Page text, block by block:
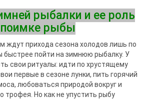
рыбалки и ее роль
рыбы
ждут прихода сезона холодов лишь по
быстрее пойти на зимнюю рыбалку. У
свои ритуалы: идти по хрустящему
первые в сезоне лунки, пить горячий
любоваться природой вокруг и
трофея. Но как не упустить рыбу